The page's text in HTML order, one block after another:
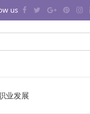
us
业发展